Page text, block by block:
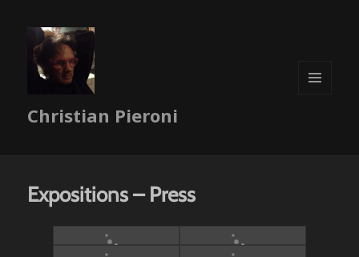
Christian Pieroni
Expositions – Press